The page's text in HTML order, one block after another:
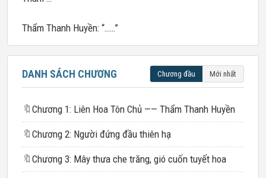
Thẩm Thanh Huyền: “……”
DANH SÁCH CHƯƠNG Chương đầu Mới nhất
🔖 Chương 1: Liên Hoa Tôn Chủ —— Thẩm Thanh Huyền
🔖 Chương 2: Người đứng đầu thiên hạ
🔖 Chương 3: Mây thưa che trăng, gió cuốn tuyết hoa